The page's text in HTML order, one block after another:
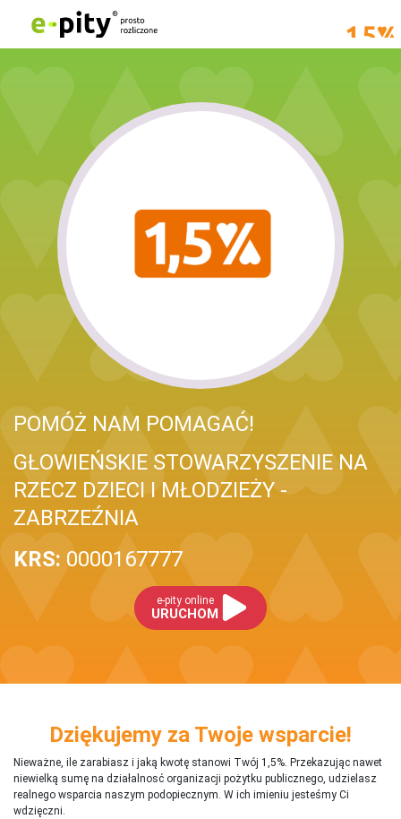
POMÓŻ NAM POMAGAĆ!
GŁOWIEŃSKIE STOWARZYSZENIE NA
RZECZ DZIECI I MŁODZIEŻY -
ZABRZEŹNIA
KRS: 0000167777
e-pity online
URUCHOM
Dziękujemy za Twoje wsparcie!
Nieważne, ile zarabiasz i jaką kwotę stanowi Twój 1,5%. Przekazując nawet
niewielką sumę na działalnosć organizacji pożytku publicznego, udzielasz
realnego wsparcia naszym podopiecznym. W ich imieniu jesteśmy Ci
wdzięczni.